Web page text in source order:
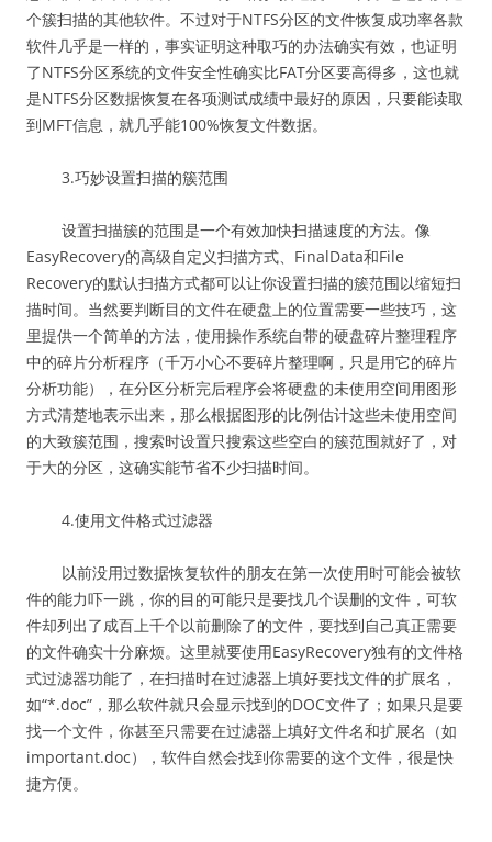
个簇扫描的其他软件。不过对于NTFS分区的文件恢复成功率各款
软件几乎是一样的，事实证明这种取巧的办法确实有效，也证明
了NTFS分区系统的文件安全性确实比FAT分区要高得多，这也就
是NTFS分区数据恢复在各项测试成绩中最好的原因，只要能读取
到MFT信息，就几乎能100%恢复文件数据。
3.巧妙设置扫描的簇范围
设置扫描簇的范围是一个有效加快扫描速度的方法。像
EasyRecovery的高级自定义扫描方式、FinalData和File
Recovery的默认扫描方式都可以让你设置扫描的簇范围以缩短扫
描时间。当然要判断目的文件在硬盘上的位置需要一些技巧，这
里提供一个简单的方法，使用操作系统自带的硬盘碎片整理程序
中的碎片分析程序（千万小心不要碎片整理啊，只是用它的碎片
分析功能），在分区分析完后程序会将硬盘的未使用空间用图形
方式清楚地表示出来，那么根据图形的比例估计这些未使用空间
的大致簇范围，搜索时设置只搜索这些空白的簇范围就好了，对
于大的分区，这确实能节省不少扫描时间。
4.使用文件格式过滤器
以前没用过数据恢复软件的朋友在第一次使用时可能会被软
件的能力吓一跳，你的目的可能只是要找几个误删的文件，可软
件却列出了成百上千个以前删除了的文件，要找到自己真正需要
的文件确实十分麻烦。这里就要使用EasyRecovery独有的文件格
式过滤器功能了，在扫描时在过滤器上填好要找文件的扩展名，
如“*.doc”，那么软件就只会显示找到的DOC文件了；如果只是要
找一个文件，你甚至只需要在过滤器上填好文件名和扩展名（如
important.doc），软件自然会找到你需要的这个文件，很是快
捷方便。